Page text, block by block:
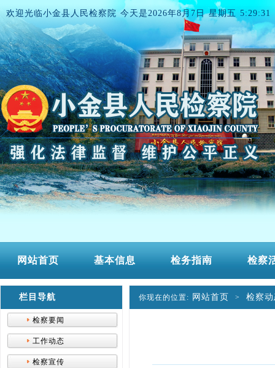
欢迎光临小金县人民检察院 今天是2026年8月7日 星期五 5:29:31
网站首页 基本信息 检务指南 检察
栏目导航
检察要闻
工作动态
检察宣传
你现在的位置: 网站首页 > 检察